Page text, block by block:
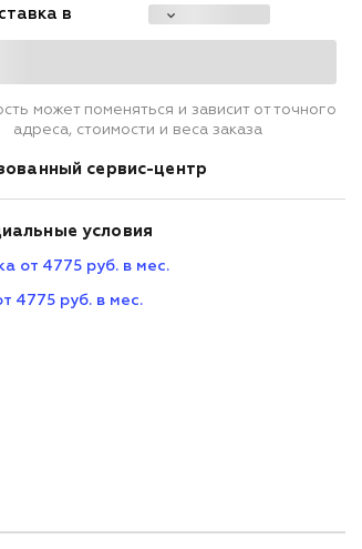
в
может поменяться и зависит от точного
адреса, стоимости и веса заказа
сервис-центр
условия
от 4775 руб. в мес.
4775 руб. в мес.